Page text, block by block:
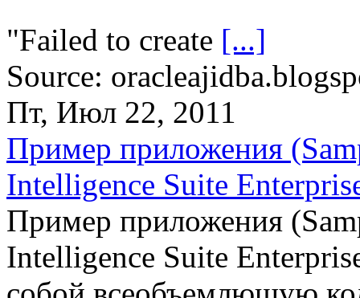
"Failed to create [...]
Source:
Пт, Июл 22, 2011
Пример приложения
Intelligence Suite
Пример приложения
Intelligence Suite